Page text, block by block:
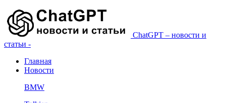
ChatGPT – новости и
статьи -
Главная
Новости
BMW